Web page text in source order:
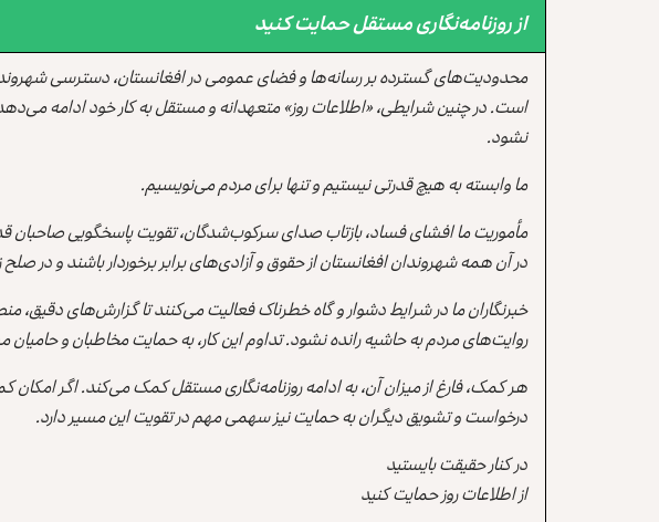
از روزنامه‌نگاری مستقل حمایت کنید
محدودیت‌های گسترده بر رسانه‌ها و فضای عمومی در افغانستان، دسترسی
است. در چنین شرایطی، «اطلاعات روز» متعهدانه و مستقل به کار خود ادامه
نشود.
ما وابسته به هیچ قدرتی نیستیم و تنها برای مردم می‌نویسیم.
مأموریت ما افشای فساد، بازتاب صدای سرکوب‌شدگان، تقویت پاسخگویی صاحبان
در آن همه شهروندان افغانستان از حقوق و آزادی‌های برابر برخوردار باشند و در
خبرنگاران ما در شرایط دشوار و گاه خطرناک فعالیت می‌کنند تا گزارش‌های دقیق،
روایت‌های مردم به حاشیه رانده نشود. تداوم این کار، به حمایت مخاطبان و
هر کمک، فارغ از میزان آن، به ادامه روزنامه‌نگاری مستقل کمک می‌کند. اگر امکان
درخواست و تشویق دیگران به حمایت نیز سهمی مهم در تقویت این مسیر دارد.
در کنار حقیقت بایستید
از اطلاعات روز حمایت کنید